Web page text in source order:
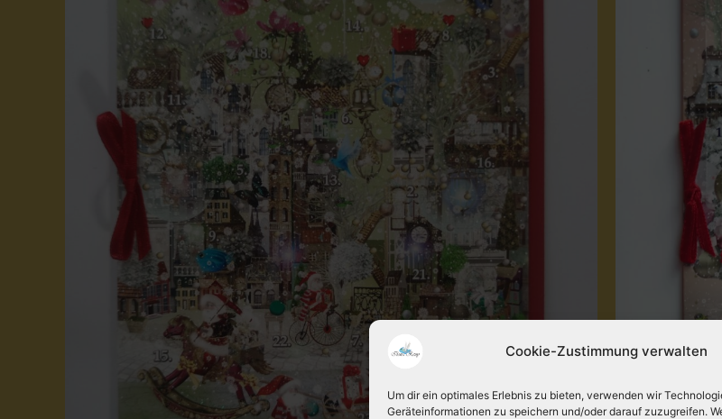
Cookie-Zustimmung verwalten
Um dir ein optimales Erlebnis zu bieten, verwenden wir
Geräteinformationen zu speichern und/oder darauf zuzugreifen.